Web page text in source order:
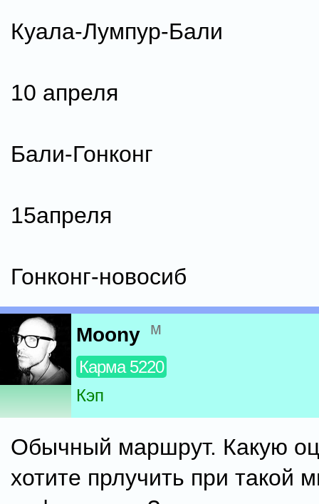
Куала-Лумпур-Бали
10 апреля
Бали-Гонконг
15апреля
Гонконг-новосиб
Moony м
Карма 5220
Кэп
Обычный маршрут. Какую
хотите прлучить при такой